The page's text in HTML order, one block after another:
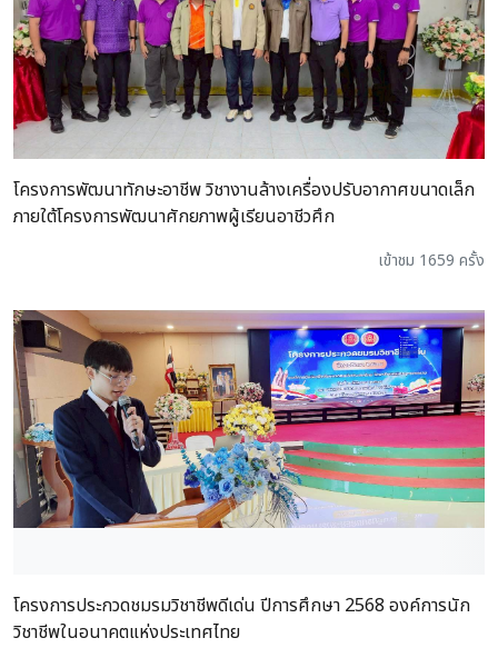
โครงการพัฒนาทักษะอาชีพ วิชางานล้างเครื่องปรับอากาศขนาดเล็ก
ภายใต้โครงการพัฒนาศักยภาพผู้เรียนอาชีวศึก
เข้าชม 1659 ครั้ง
โครงการประกวดชมรมวิชาชีพดีเด่น ปีการศึกษา 2568 องค์การนัก
วิชาชีพในอนาคตแห่งประเทศไทย